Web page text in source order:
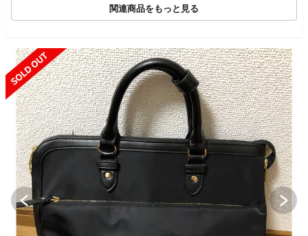
関連商品をもっと見る
SOLD OUT